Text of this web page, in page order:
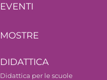
EVENTI
MOSTRE
DIDATTICA
Didattica per le scuole